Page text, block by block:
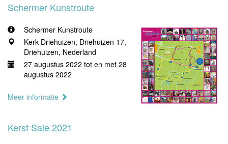
Schermer Kunstroute
Schermer Kunstroute
Kerk Driehuizen, Driehuizen 17,
Driehuizen, Nederland
27 augustus 2022 tot en met 28
augustus 2022
Meer informatie
Kerst Sale 2021